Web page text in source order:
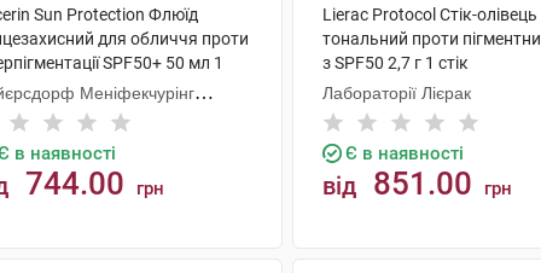
Sun Protection Флюїд
для обличчя проти
SPF50+ 50 мл 1
Меніфекчурінг
в наявності
744.00 грн
Lierac Protocol Стік-олівець
тональний проти
з SPF50 2,7 г 1 стік
Лабораторії Лієрак
Є в наявності
від 851.00 грн